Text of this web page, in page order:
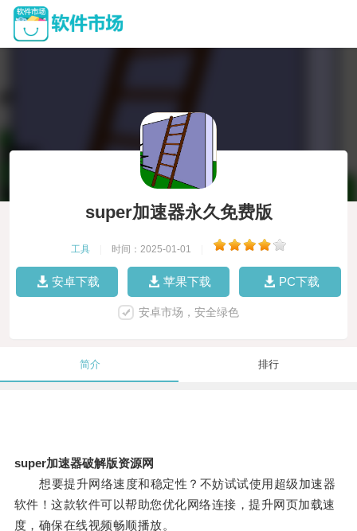
super加速器永久免费版
工具 时间：2025-01-01
安卓下载 苹果下载 PC下载
安卓市场，安全绿色
简介 排行
super加速器破解版资源网
想要提升网络速度和稳定性？不妨试试使用超级加速器
软件！这款软件可以帮助您优化网络连接，提升网页加载速
度，确保在线视频畅顺播放。